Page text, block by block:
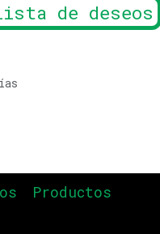
de deseos
Productos